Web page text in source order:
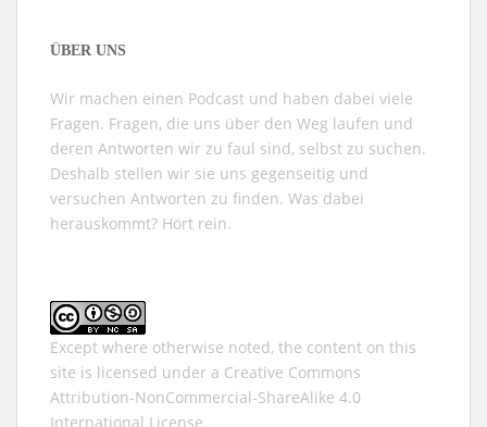
ÜBER UNS
Wir machen einen Podcast und haben dabei viele
Fragen. Fragen, die uns über den Weg laufen und
deren Antworten wir zu faul sind, selbst zu suchen.
Deshalb stellen wir sie uns gegenseitig und
versuchen Antworten zu finden. Was dabei
herauskommt? Hört rein.
Except where otherwise noted, the content on this
site is licensed under a Creative Commons
Attribution-NonCommercial-ShareAlike 4.0
International License.